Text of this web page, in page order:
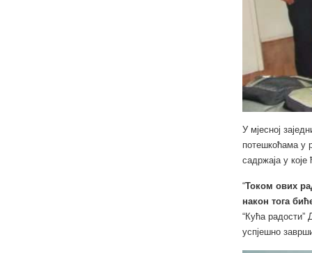
У мјесној
потешкоћама у
садржаја у
“Током ових
након тога
“Кућа радости”
успјешно